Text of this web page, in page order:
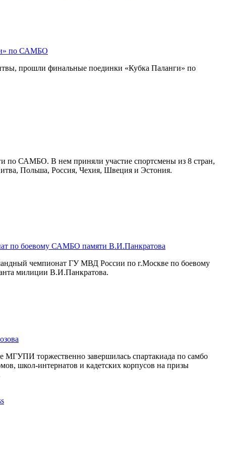
по САМБО
прошли финальные поединки «Кубка Паланги» по
по САМБО. В нем приняли участие спортсмены из 8 стран,
Польша, Россия, Чехия, Швеция и Эстония.
по боевому САМБО памяти В.И.Панкратова
чемпионат ГУ МВД России по г.Москве по боевому
милиции В.И.Панкратова.
МГУПИ торжественно завершилась спартакиада по самбо
школ-интернатов и кадетских корпусов на призы